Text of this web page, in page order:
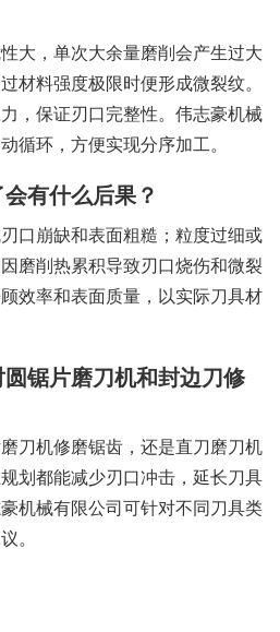
大，单次大余量磨削会产生过大
材料强度极限时便形成微裂纹。
，保证刃口完整性。伟志豪机械
循环，方便实现分序加工。
有什么后果？
口崩缺和表面粗糙；粒度过细或
磨削热累积导致刃口烧伤和微裂
效率和表面质量，以实际刀具材
锯片磨刀机和封边刀修
刀机修磨锯齿，还是直刀磨刀机
划都能减少刃口冲击，延长刀具
机械有限公司可针对不同刀具类
。